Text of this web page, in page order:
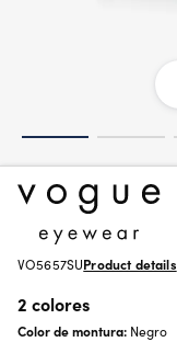
VO5657SUProduct details
2 colores
Color de montura: Negro